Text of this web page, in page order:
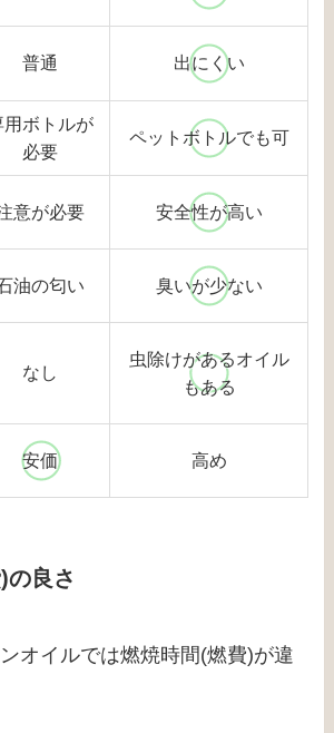
普通 出にくい
用ボトルが
必要
ペットボトルでも可
意が必要 安全性が高い
油の匂い 臭いが少ない
なし
虫除けがあるオイル
もある
安価 高め
の良さ
オイルでは燃焼時間(燃費)が違